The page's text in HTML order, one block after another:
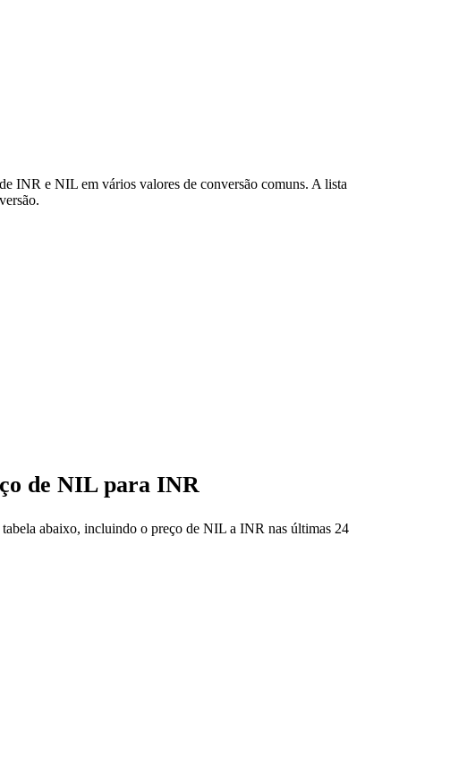
INR e NIL em vários valores de conversão comuns. A lista
de NIL para INR
abaixo, incluindo o preço de NIL a INR nas últimas 24